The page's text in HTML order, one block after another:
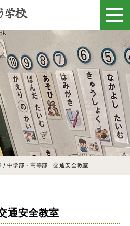
/ 中学部・高等部 交通安全教室
通安全教室